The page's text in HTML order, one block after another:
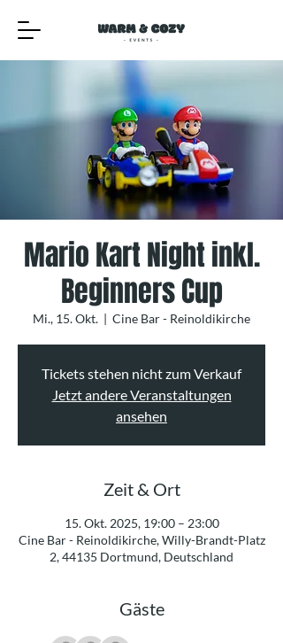
Mario Kart Night inkl.
Beginners Cup
Mi., 15. Okt.
  |
Cine Bar - Reinoldikirche
Tickets stehen nicht zum Verkauf
Jetzt andere Veranstaltungen
ansehen
Zeit & Ort
15. Okt. 2025, 19:00 – 23:00
Cine Bar - Reinoldikirche, Willy-Brandt-Platz
2, 44135 Dortmund, Deutschland
Gäste